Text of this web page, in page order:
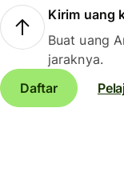
Kirim uang
Buat uang
jaraknya.
Daftar